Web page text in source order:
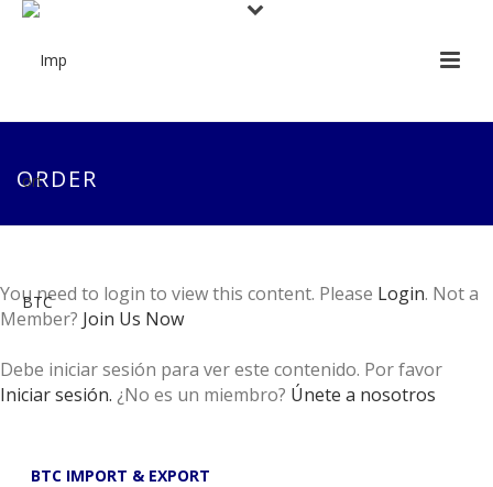
ORDER
You need to login to view this content. Please Login. Not a
Member? Join Us Now
Debe iniciar sesión para ver este contenido. Por favor
Iniciar sesión. ¿No es un miembro? Únete a nosotros
BTC IMPORT & EXPORT